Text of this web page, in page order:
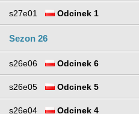
s27e01 Odcinek 1
Sezon 26
s26e06 Odcinek 6
s26e05 Odcinek 5
s26e04 Odcinek 4